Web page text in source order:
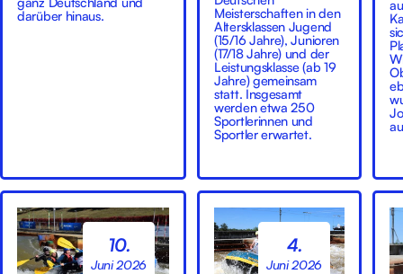
darüber hinaus.
Meisterschaften in den
Altersklassen Jugend
(15/16 Jahre), Junioren
(17/18 Jahre) und der
Leistungsklasse (ab 19
Jahre) gemeinsam
statt. Insgesamt
werden etwa 250
Sportlerinnen und
Sportler erwartet.
10.
Juni 2026
4.
Juni 2026